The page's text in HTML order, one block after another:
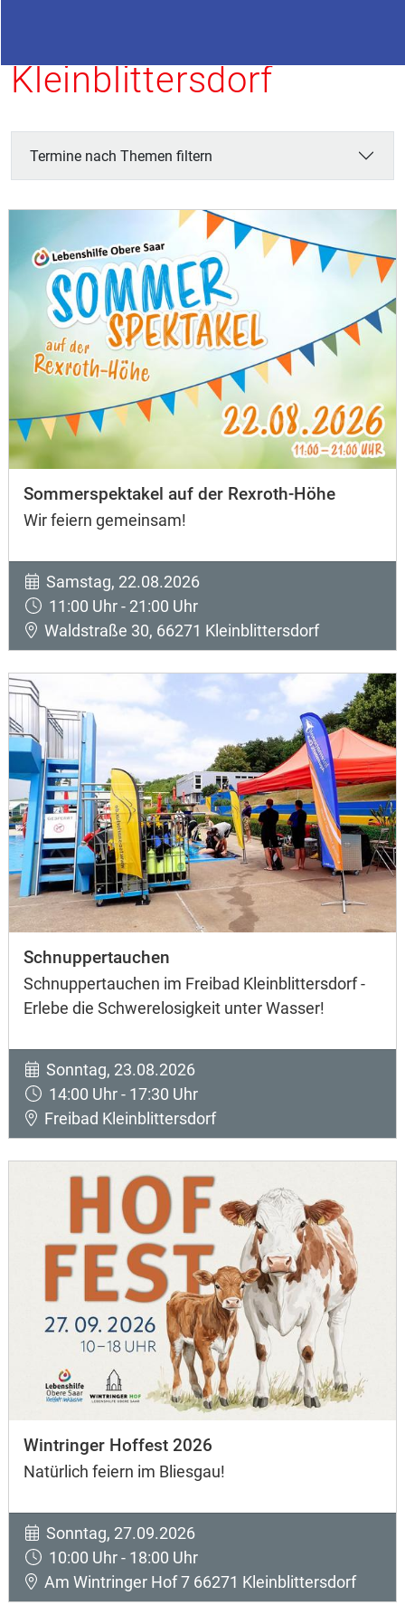
Kleinblittersdorf
Termine nach Themen filtern
Sommerspektakel auf der Rexroth-Höhe
Wir feiern gemeinsam!
Samstag, 22.08.2026
11:00 Uhr - 21:00 Uhr
Waldstraße 30, 66271 Kleinblittersdorf
Schnuppertauchen
Schnuppertauchen im Freibad Kleinblittersdorf -
Erlebe die Schwerelosigkeit unter Wasser!
Sonntag, 23.08.2026
14:00 Uhr - 17:30 Uhr
Freibad Kleinblittersdorf
Wintringer Hoffest 2026
Natürlich feiern im Bliesgau!
Sonntag, 27.09.2026
10:00 Uhr - 18:00 Uhr
Am Wintringer Hof 7 66271 Kleinblittersdorf